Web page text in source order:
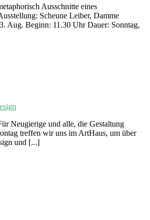
Ausschnitte eines
Scheune Leiber, Damme
Aug. Beginn: 11.30 Uhr Dauer: Sonntag,
Neugierige und alle, die Gestaltung
treffen wir uns im ArtHaus, um über
und [...]